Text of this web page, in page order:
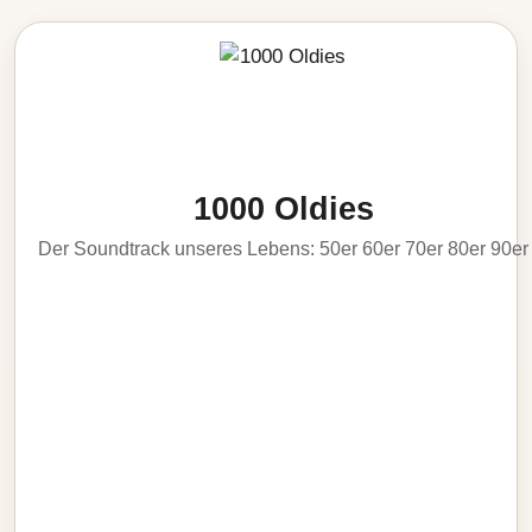
1000 Oldies
Der Soundtrack unseres Lebens: 50er 60er 70er 80er 90er